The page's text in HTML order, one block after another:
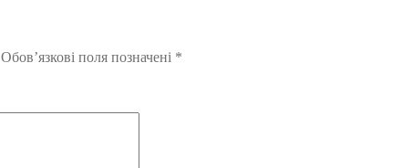
Обов’язкові поля позначені *